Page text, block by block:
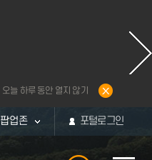
오늘 하루 동안 열지 않기
팝업존 포털로그인